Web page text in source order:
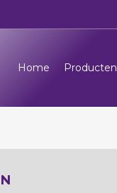
Home Producten